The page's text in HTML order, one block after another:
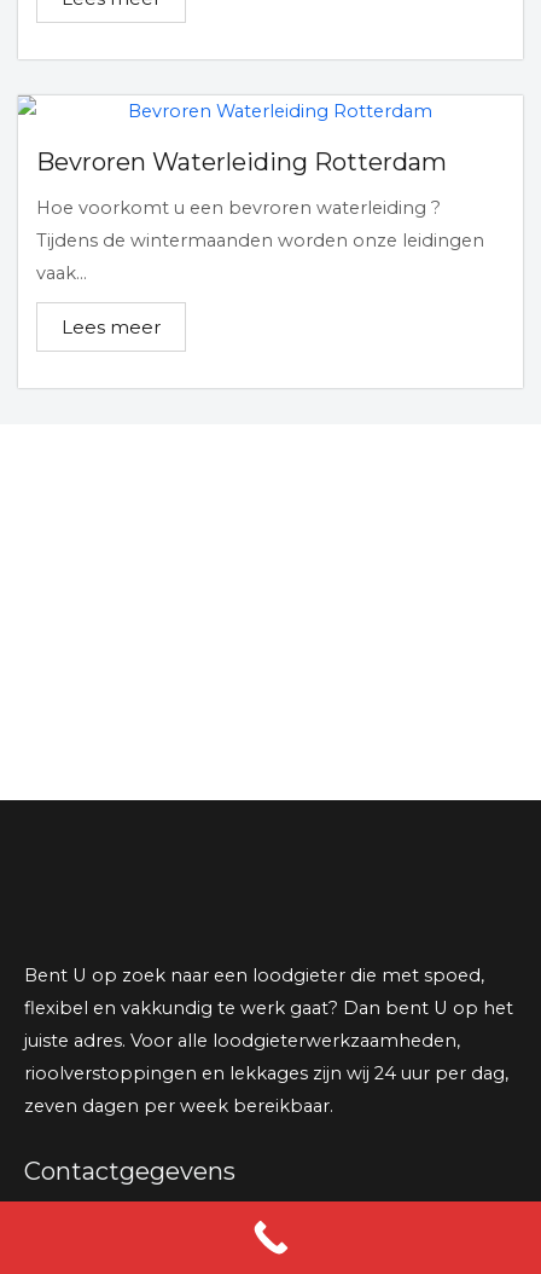
Bevroren Waterleiding Rotterdam
Hoe voorkomt u een bevroren waterleiding ?
Tijdens de wintermaanden worden onze leidingen
vaak...
Lees meer
Bent U op zoek naar een loodgieter die met spoed,
flexibel en vakkundig te werk gaat? Dan bent U op het
juiste adres. Voor alle loodgieterwerkzaamheden,
rioolverstoppingen en lekkages zijn wij 24 uur per dag,
zeven dagen per week bereikbaar.
Contactgegevens
Veilingweg 46 3034 KB Rotterdam